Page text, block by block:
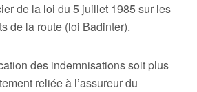
de la loi du 5 juillet 1985 sur les
de la route (loi Badinter).
des indemnisations soit plus
reliée à l’assureur du